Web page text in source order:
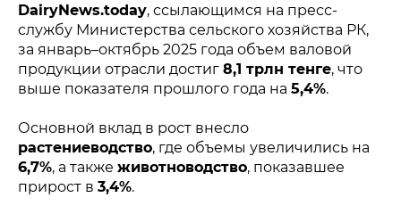
DairyNews.today, ссылающимся на пресс-
службу Министерства сельского хозяйства РК,
за январь–октябрь 2025 года объем валовой
продукции отрасли достиг 8,1 трлн тенге, что
выше показателя прошлого года на 5,4%.
Основной вклад в рост внесло
растениеводство, где объемы увеличились на
6,7%, а также животноводство, показавшее
прирост в 3,4%.